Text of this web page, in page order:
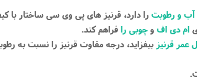
آب و رطوبت را دارد، قرنیز های پی وی سی ساختار
ام دی اف وچوبی را فراهم کند.
عمر قرنیز بیفزاید، درجه مقاوت قرنیز را نسبت به